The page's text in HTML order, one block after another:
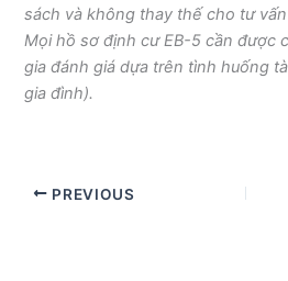
sách và không thay thế cho tư
Mọi hồ sơ định cư EB-5 cần được
gia đánh giá dựa trên tình huống
gia đình).
PREVIOUS